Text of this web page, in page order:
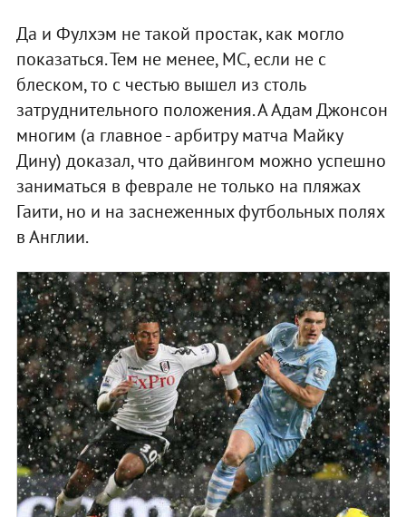
Да и Фулхэм не такой простак, как могло
показаться. Тем не менее, МС, если не с
блеском, то с честью вышел из столь
затруднительного положения. А Адам Джонсон
многим (а главное - арбитру матча Майку
Дину) доказал, что дайвингом можно успешно
заниматься в феврале не только на пляжах
Гаити, но и на заснеженных футбольных полях
в Англии.